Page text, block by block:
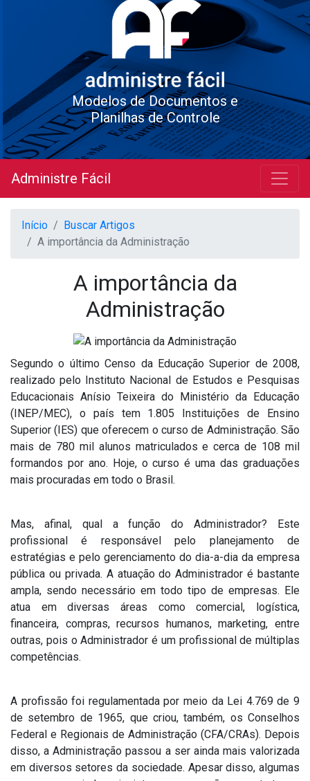
Modelos de Documentos e
Planilhas de Controle
Administre Fácil
Início
Buscar Artigos
A importância da Administração
A importância da
Administração
Segundo o último Censo da Educação Superior de 2008,
realizado pelo Instituto Nacional de Estudos e Pesquisas
Educacionais Anísio Teixeira do Ministério da Educação
(INEP/MEC), o país tem 1.805 Instituições de Ensino
Superior (IES) que oferecem o curso de Administração. São
mais de 780 mil alunos matriculados e cerca de 108 mil
formandos por ano. Hoje, o curso é uma das graduações
mais procuradas em todo o Brasil.
Mas, afinal, qual a função do Administrador? Este
profissional é responsável pelo planejamento de
estratégias e pelo gerenciamento do dia-a-dia da empresa
pública ou privada. A atuação do Administrador é bastante
ampla, sendo necessário em todo tipo de empresas. Ele
atua em diversas áreas como comercial, logística,
financeira, compras, recursos humanos, marketing, entre
outras, pois o Administrador é um profissional de múltiplas
competências.
A profissão foi regulamentada por meio da Lei 4.769 de 9
de setembro de 1965, que criou, também, os Conselhos
Federal e Regionais de Administração (CFA/CRAs). Depois
disso, a Administração passou a ser ainda mais valorizada
em diversos setores da sociedade. Apesar disso, algumas